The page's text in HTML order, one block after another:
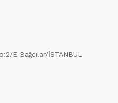
E Bağcılar/İSTANBUL